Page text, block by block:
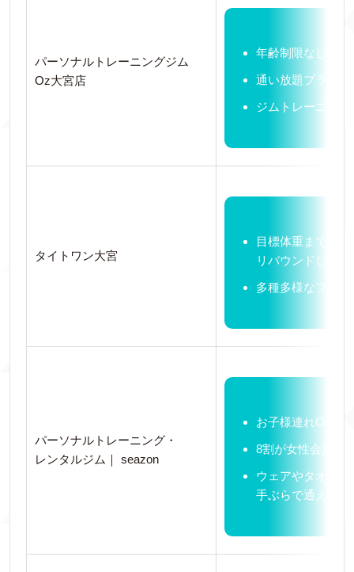
パーソナルトレーニングジム
Oz大宮店
年齢制限なし。性
通い放題プランあ
ジムトレーニング
タイトワン大宮
目標体重まで２か
リバウンドしな
多種多様なプログ
パーソナルトレーニング・
レンタルジム｜ seazon
お子様連れOK
8割が女性会員で
ウェアやタオル
手ぶらで通えて便